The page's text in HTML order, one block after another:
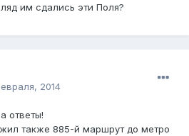
им сдались эти Поля?
2014
ответы!
также 885-й маршрут до метро